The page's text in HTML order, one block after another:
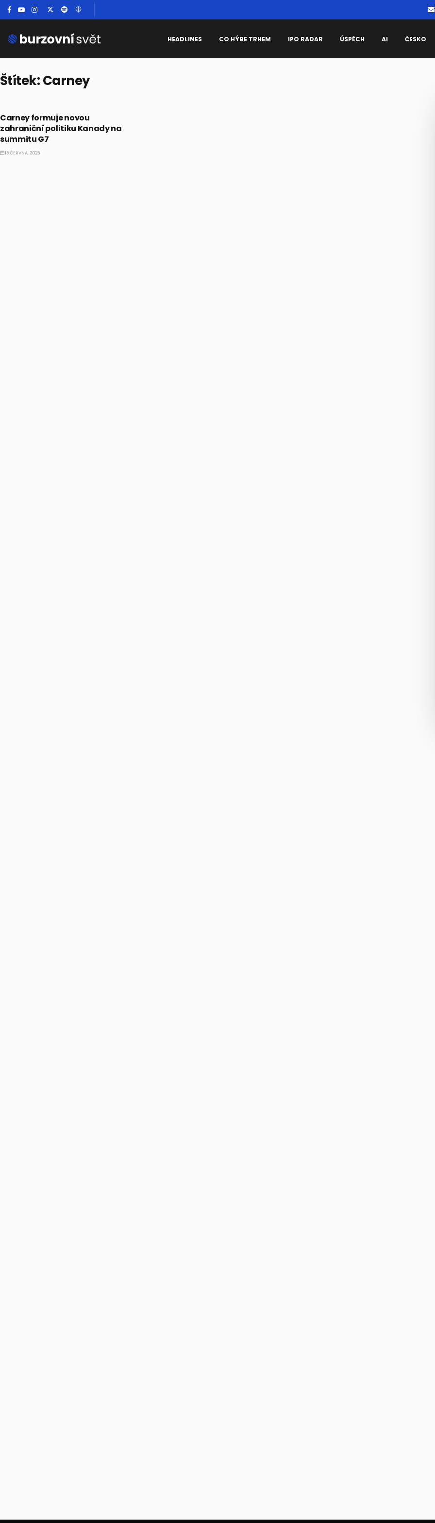
HEADLINES CO HÝBE TRHEM IPO RADAR ÚSPĚCH AI ČESKO
Štítek:Carney
Carney formuje novou
zahraniční politiku Kanady na
summitu G7
15 ČERVNA, 2025